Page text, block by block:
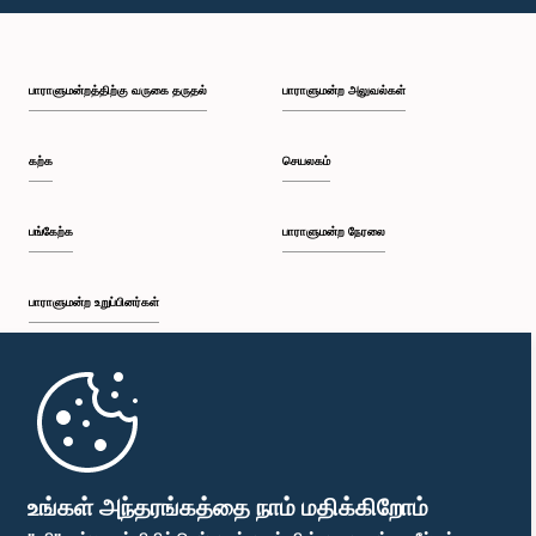
உங்கள் அந்தரங்கத்தை நாம் மதிக்கிறோம்
பி.ப. 1:23 - பி.ப. 1:31
பி.ப. 1:33 - பி.ப. 1:43
பி.ப. 1:48 - பி.ப. 1:58
பாராளுமன்றத்திற்கு வருகை தருதல்
கற்க
பங்கேற்க
பாராளுமன்ற உறுப்பினர்கள்
முதற்பக்கம்
பாராளுமன்ற அலுவல்கள்
செயலகம்
பாராளுமன்ற நேரலை
பாராளுமன்ற கையடக்க செயலி